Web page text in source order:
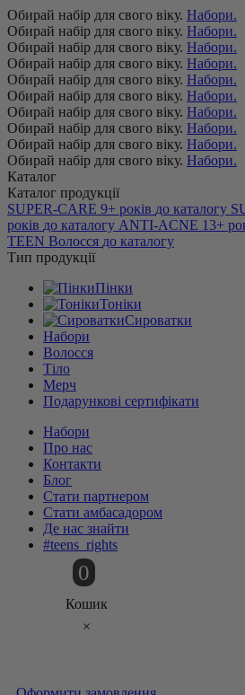
Обирай набір для свого віку. Набори.
Обирай набір для свого віку. Набори.
Обирай набір для свого віку. Набори.
Обирай набір для свого віку. Набори.
Обирай набір для свого віку. Набори.
Обирай набір для свого віку. Набори.
Обирай набір для свого віку. Набори.
Обирай набір для свого віку. Набори.
Обирай набір для свого віку. Набори.
Обирай набір для свого віку. Набори.
Каталог
Каталог продукції
SUPER-CARE 9+ років до каталогу
років до каталогу ANTI-ACNE 13+
TEEN Волосся до каталогу
Тип продукції
Пінки
Тоніки
Сироватки
Набори
Волосся
Тіло
Мерч
Подарункові сертифікати
Набори
Про нас
Контакти
Блог
Стати партнером
Стати амбасадором
Де нас знайти
#teens_rights
0
Кошик
×